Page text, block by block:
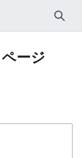
検索
ージ